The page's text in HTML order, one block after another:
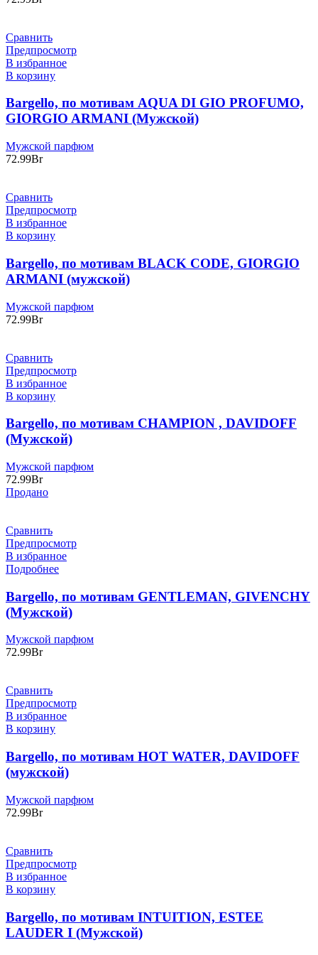
Сравнить
Предпросмотр
В избранное
В корзину
Bargello, по мотивам AQUA DI GIO PROFUMO,
GIORGIO ARMANI (Мужской)
Мужской парфюм
72.99Br
Сравнить
Предпросмотр
В избранное
В корзину
Bargello, по мотивам BLACK CODE, GIORGIO
ARMANI (мужской)
Мужской парфюм
72.99Br
Сравнить
Предпросмотр
В избранное
В корзину
Bargello, по мотивам CHAMPION , DAVIDOFF
(Мужской)
Мужской парфюм
72.99Br
Продано
Сравнить
Предпросмотр
В избранное
Подробнее
Bargello, по мотивам GENTLEMAN, GIVENCHY
(Мужской)
Мужской парфюм
72.99Br
Сравнить
Предпросмотр
В избранное
В корзину
Bargello, по мотивам HOT WATER, DAVIDOFF
(мужской)
Мужской парфюм
72.99Br
Сравнить
Предпросмотр
В избранное
В корзину
Bargello, по мотивам INTUITION, ESTEE
LAUDER I (Мужской)